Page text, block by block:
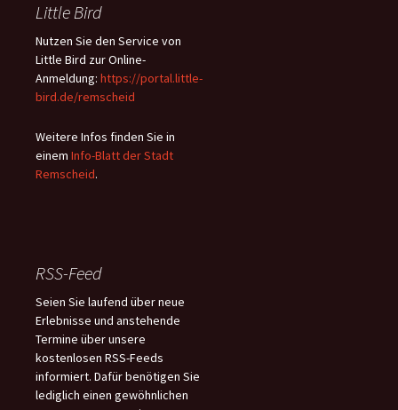
Little Bird
Nutzen Sie den Service von
Little Bird zur Online-
Anmeldung: https://portal.little-
bird.de/remscheid
Weitere Infos finden Sie in
einem Info-Blatt der Stadt
Remscheid.
RSS-Feed
Seien Sie laufend über neue
Erlebnisse und anstehende
Termine über unsere
kostenlosen RSS-Feeds
informiert. Dafür benötigen Sie
lediglich einen gewöhnlichen